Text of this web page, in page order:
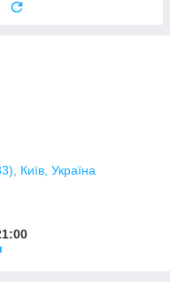
Київ, Україна